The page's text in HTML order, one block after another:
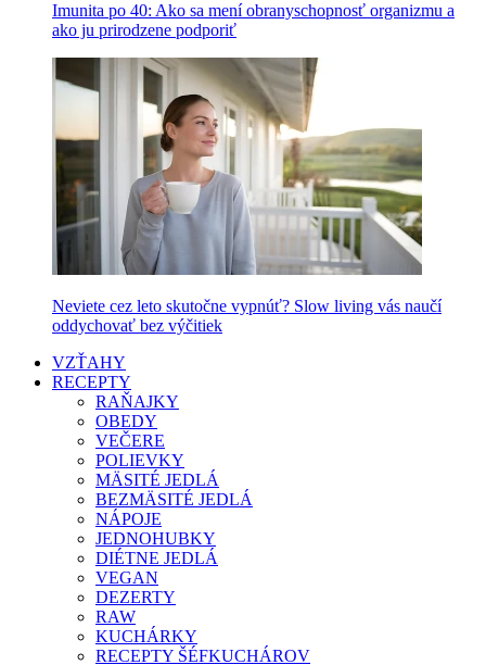
Imunita po 40: Ako sa mení obranyschopnosť organizmu a
ako ju prirodzene podporiť
Neviete cez leto skutočne vypnúť? Slow living vás naučí
oddychovať bez výčitiek
VZŤAHY
RECEPTY
RAŇAJKY
OBEDY
VEČERE
POLIEVKY
MÄSITÉ JEDLÁ
BEZMÄSITÉ JEDLÁ
NÁPOJE
JEDNOHUBKY
DIÉTNE JEDLÁ
VEGAN
DEZERTY
RAW
KUCHÁRKY
RECEPTY ŠÉFKUCHÁROV